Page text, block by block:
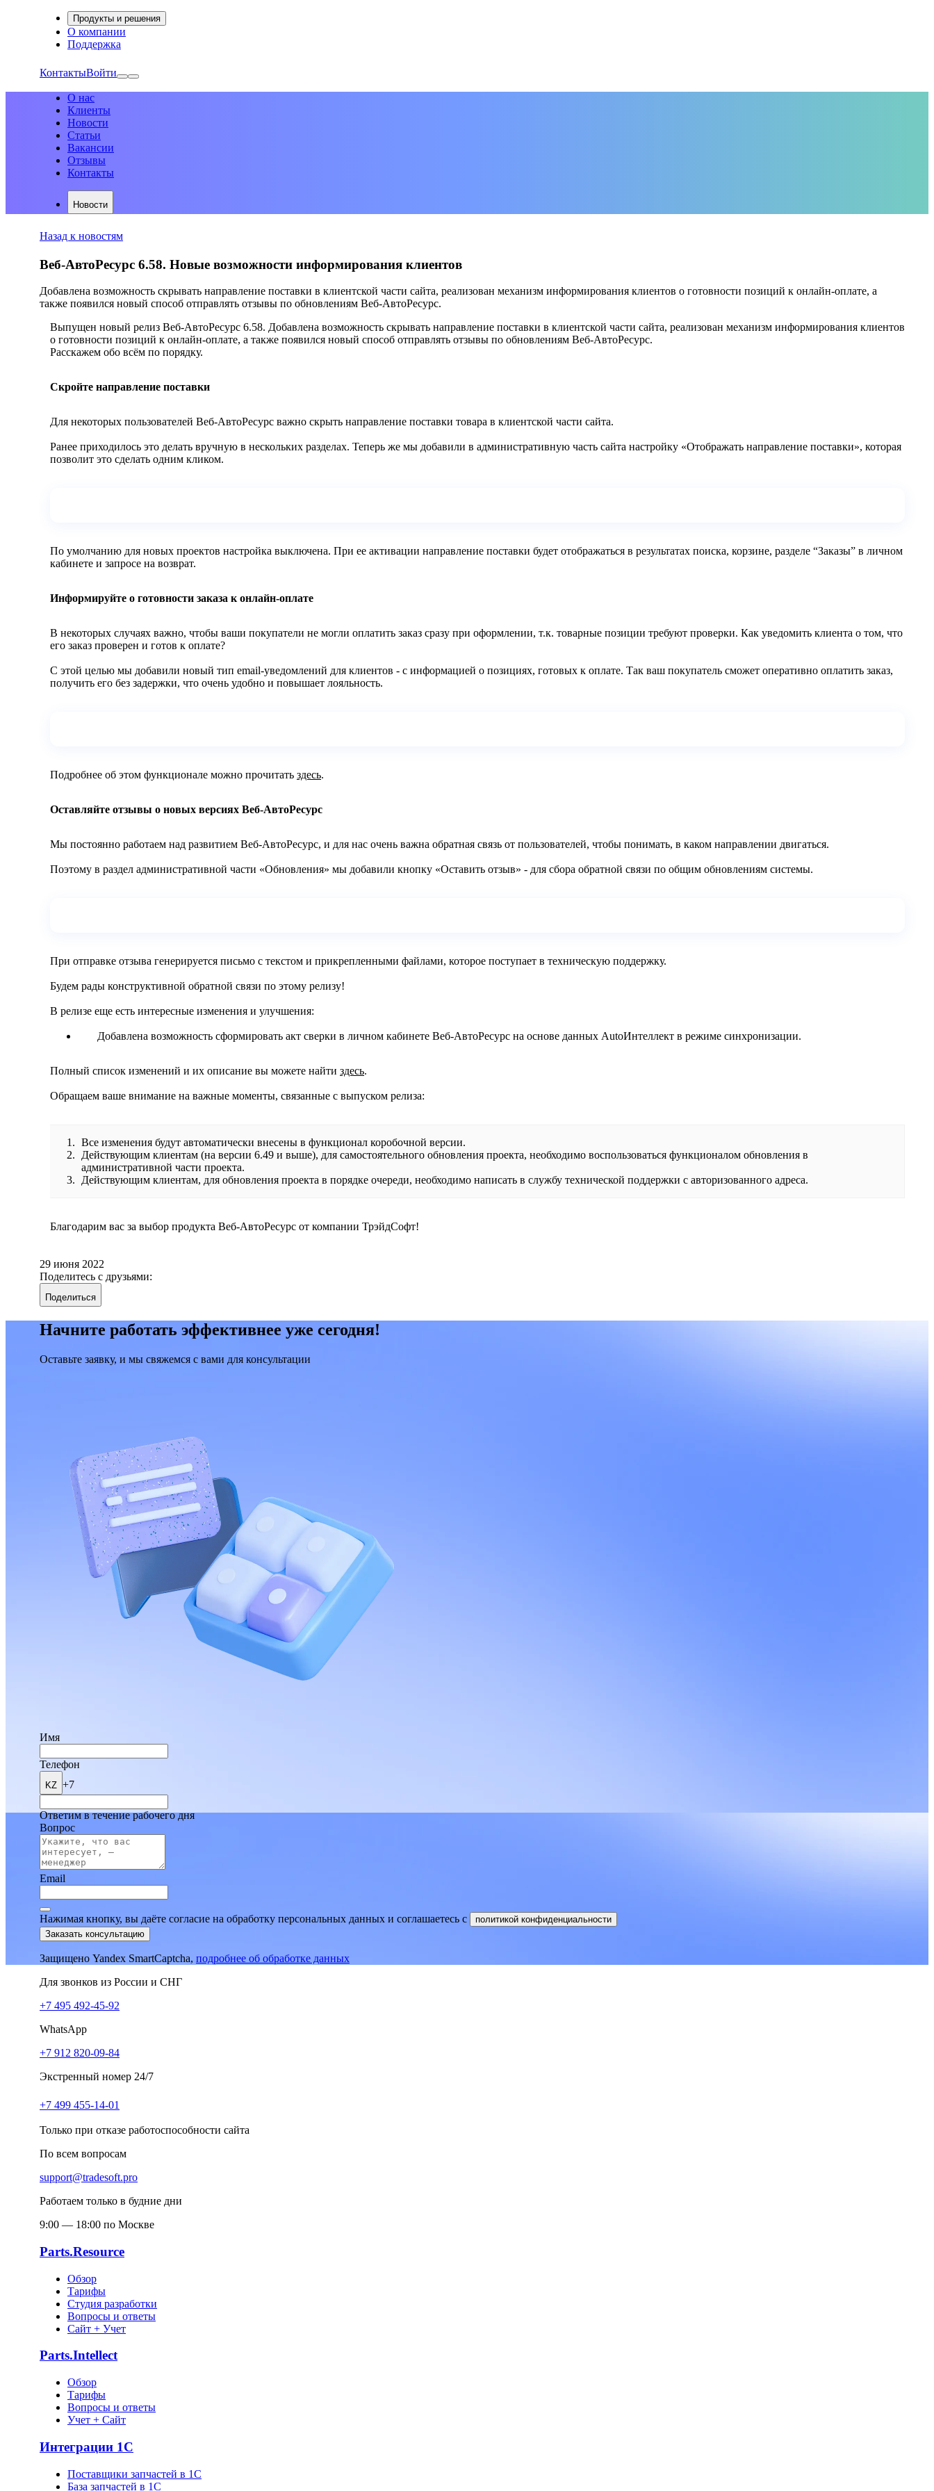
Продукты и решения
О компании
Поддержка
КонтактыВойти
О нас
Клиенты
Новости
Статьи
Вакансии
Отзывы
Контакты
Новости
Назад к новостям
Веб-АвтоРесурс 6.58. Новые возможности информирования клиентов
Добавлена возможность скрывать направление поставки в клиентской части сайта, реализован механизм информирования клиентов о готовности позиций к онлайн-оплате, а
также появился новый способ отправлять отзывы по обновлениям Веб-АвтоРесурс.
Выпущен новый релиз Веб-АвтоРесурс 6.58. Добавлена возможность скрывать направление поставки в клиентской части сайта, реализован механизм информирования клиентов
о готовности позиций к онлайн-оплате, а также появился новый способ отправлять отзывы по обновлениям Веб-АвтоРесурс.
Расскажем обо всём по порядку.
Скройте направление поставки
Для некоторых пользователей Веб-АвтоРесурс важно скрыть направление поставки товара в клиентской части сайта.
Ранее приходилось это делать вручную в нескольких разделах. Теперь же мы добавили в административную часть сайта настройку «Отображать направление поставки», которая
позволит это сделать одним кликом.
По умолчанию для новых проектов настройка выключена. При ее активации направление поставки будет отображаться в результатах поиска, корзине, разделе “Заказы” в личном
кабинете и запросе на возврат.
Информируйте о готовности заказа к онлайн-оплате
В некоторых случаях важно, чтобы ваши покупатели не могли оплатить заказ сразу при оформлении, т.к. товарные позиции требуют проверки. Как уведомить клиента о том, что
его заказ проверен и готов к оплате?
С этой целью мы добавили новый тип еmail-уведомлений для клиентов - с информацией о позициях, готовых к оплате. Так ваш покупатель сможет оперативно оплатить заказ,
получить его без задержки, что очень удобно и повышает лояльность.
Подробнее об этом функционале можно прочитать здесь.
Оставляйте отзывы о новых версиях Веб-АвтоРесурс
Мы постоянно работаем над развитием Веб-АвтоРесурс, и для нас очень важна обратная связь от пользователей, чтобы понимать, в каком направлении двигаться.
Поэтому в раздел административной части «Обновления» мы добавили кнопку «Оставить отзыв» - для сбора обратной связи по общим обновлениям системы.
При отправке отзыва генерируется письмо с текстом и прикрепленными файлами, которое поступает в техническую поддержку.
Будем рады конструктивной обратной связи по этому релизу!
В релизе еще есть интересные изменения и улучшения:
Добавлена возможность сформировать акт сверки в личном кабинете Веб-АвтоРесурс на основе данных AutoИнтеллект в режиме синхронизации.
Полный список изменений и их описание вы можете найти здесь.
Обращаем ваше внимание на важные моменты, связанные с выпуском релиза:
Все изменения будут автоматически внесены в функционал коробочной версии.
Действующим клиентам (на версии 6.49 и выше), для самостоятельного обновления проекта, необходимо воспользоваться функционалом обновления в
административной части проекта.
Действующим клиентам, для обновления проекта в порядке очереди, необходимо написать в службу технической поддержки с авторизованного адреса.
Благодарим вас за выбор продукта Веб-АвтоРесурс от компании ТрэйдСофт!
29 июня 2022
Поделитесь с друзьями:
Поделиться
Начните работать эффективнее уже сегодня!
Оставьте заявку, и мы свяжемся с вами для консультации
Имя
Телефон
KZ +7
Ответим в течение рабочего дня
Вопрос
Email
Нажимая кнопку, вы даёте согласие на обработку персональных данных и соглашаетесь c
политикой конфиденциальности
Заказать консультацию
Защищено Yandex SmartCaptcha, подробнее об обработке данных
Для звонков из России и СНГ
+7 495 492-45-92
WhatsApp
+7 912 820-09-84
Экстренный номер 24/7
+7 499 455-14-01
Только при отказе работоспособности сайта
По всем вопросам
support@tradesoft.pro
Работаем только в будние дни
9:00 — 18:00 по Москве
Parts.Resource
Обзор
Тарифы
Студия разработки
Вопросы и ответы
Сайт + Учет
Parts.Intellect
Обзор
Тарифы
Вопросы и ответы
Учет + Сайт
Интеграции 1С
Поставщики запчастей в 1C
База запчастей в 1С